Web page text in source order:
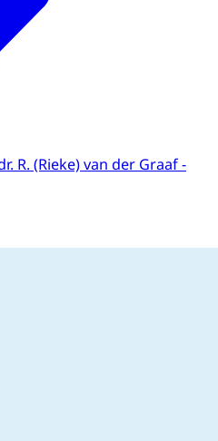
R. (Rieke) van der Graaf -